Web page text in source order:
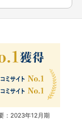
：2023年12月期